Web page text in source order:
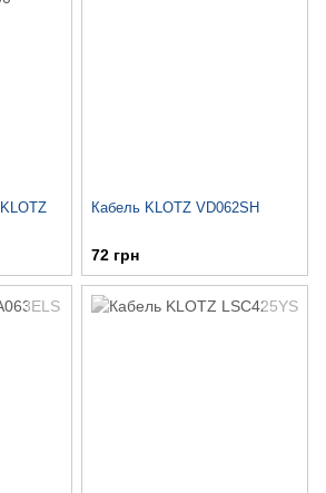
Кабель KLOTZ VD062SH
72 грн